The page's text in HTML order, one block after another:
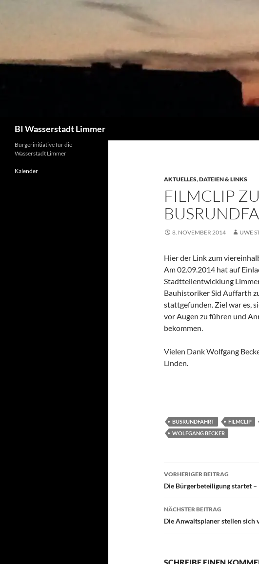
BI Wasserstadt Limmer
AKTUELLES,DATEIEN & LINKS
FILMCLIP
8. NOVEMBER 2014 UWE
Hier der Link zum
Am 02.09.2014 hat auf
Stadtteilentwicklung
Bauhistoriker Sid Auffarth
stattgefunden. Ziel war es,
vor Augen zu führen und
bekommen.
Vielen Dank Wolfgang
Linden.
BUSRUNDFAHRT FILMCLIP
WOLFGANG BECKER
VORHERIGER BEITRAG
Die Bürgerbeteiligung startet
NÄCHSTER BEITRAG
Die Anwaltsplaner stellen sich
Bürgerinitiative für die
Wasserstadt Limmer
Kalender